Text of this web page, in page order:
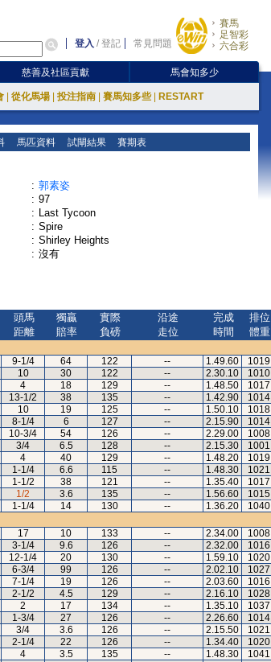
登入 /登記 常見問題
賽馬
足智彩
六合彩
慈善及社區貢獻 馬會知多少
從化馬場 投注指南 賽馬知多些 RESTART
馬匹資料 試閘結果 賽期表
: 郭素姿
: 97
: Last Tycoon
: Spire
: Shirley Heights
: 沒有
頭馬
距離
獨贏
賠率
實際
負磅
沿途
走位
完成
時間
排位
體重
9-1/4 64 122 -- 1.49.60 1019
10 30 122 -- 2.30.10 1010
4 18 129 -- 1.48.50 1017
13-1/2 38 135 -- 1.42.90 1014
10 19 125 -- 1.50.10 1018
8-1/4 6 127 -- 2.15.90 1014
10-3/4 54 126 -- 2.29.00 1008
3/4 6.5 128 -- 2.15.30 1001
4 40 129 -- 1.48.20 1019
1-1/4 6.6 115 -- 1.48.30 1021
1-1/2 38 121 -- 1.35.40 1017
1/2 3.6 135 -- 1.56.60 1015
1-1/4 14 130 -- 1.36.20 1040
17 10 133 -- 2.34.00 1008
3-1/4 9.6 126 -- 2.32.00 1016
12-1/4 20 130 -- 1.59.10 1020
6-3/4 99 126 -- 2.02.10 1027
7-1/4 19 126 -- 2.03.60 1016
2-1/2 4.5 129 -- 2.16.10 1028
2 17 134 -- 1.35.10 1037
1-3/4 27 126 -- 2.26.60 1014
3/4 3.6 126 -- 2.15.50 1021
2-1/4 22 126 -- 1.34.40 1020
4 3.5 135 -- 1.48.30 1041